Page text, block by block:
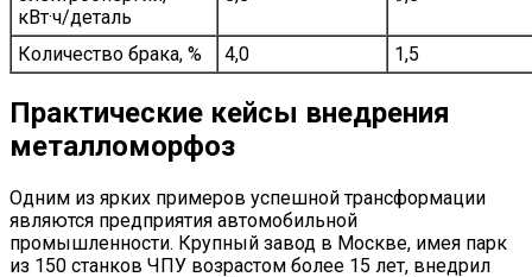
кВт·ч/деталь
Количество брака, % 4,0 1,5
Практические кейсы внедрения
металломорфоз
Одним из ярких примеров успешной трансформации
являются предприятия автомобильной
промышленности. Крупный завод в Москве, имея парк
из 150 станков ЧПУ возрастом более 15 лет, внедрил